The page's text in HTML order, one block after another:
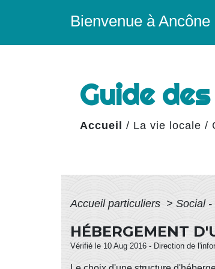
Bienvenue à Ancône
Guide
Accueil / La vie locale /
Accueil particuliers > Social -
HÉBERGEMENT
Vérifié le 10 Aug 2016 - Direction de